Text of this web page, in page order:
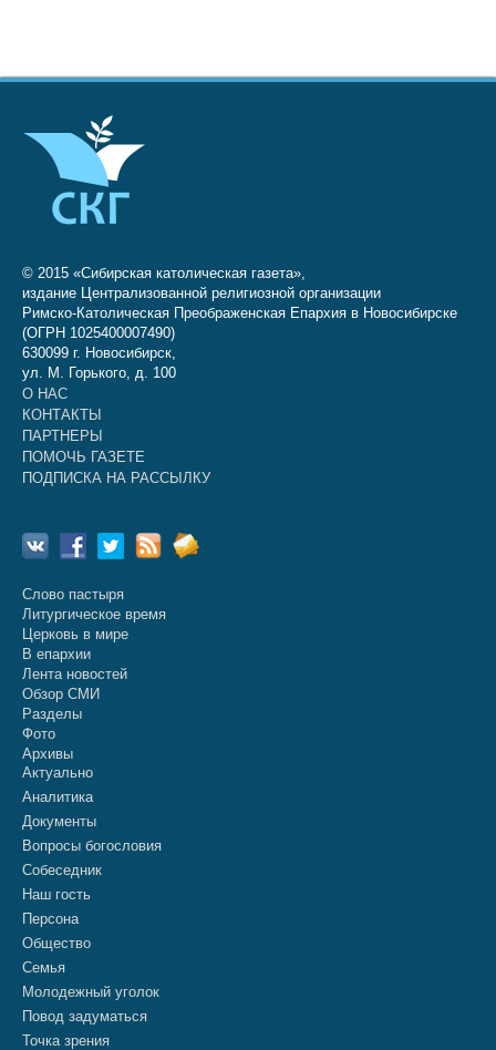
© 2015 «Сибирская католическая газета»,
издание Централизованной религиозной организации
Римско-Католическая Преображенская Епархия в Новосибирске
(ОГРН 1025400007490)
630099 г. Новосибирск,
ул. М. Горького, д. 100
О НАС
КОНТАКТЫ
ПАРТНЕРЫ
ПОМОЧЬ ГАЗЕТЕ
ПОДПИСКА НА РАССЫЛКУ
Слово пастыря
Литургическое время
Церковь в мире
В епархии
Лента новостей
Обзор СМИ
Разделы
Фото
Архивы
Актуально
Аналитика
Документы
Вопросы богословия
Собеседник
Наш гость
Персона
Общество
Семья
Молодежный уголок
Повод задуматься
Точка зрения